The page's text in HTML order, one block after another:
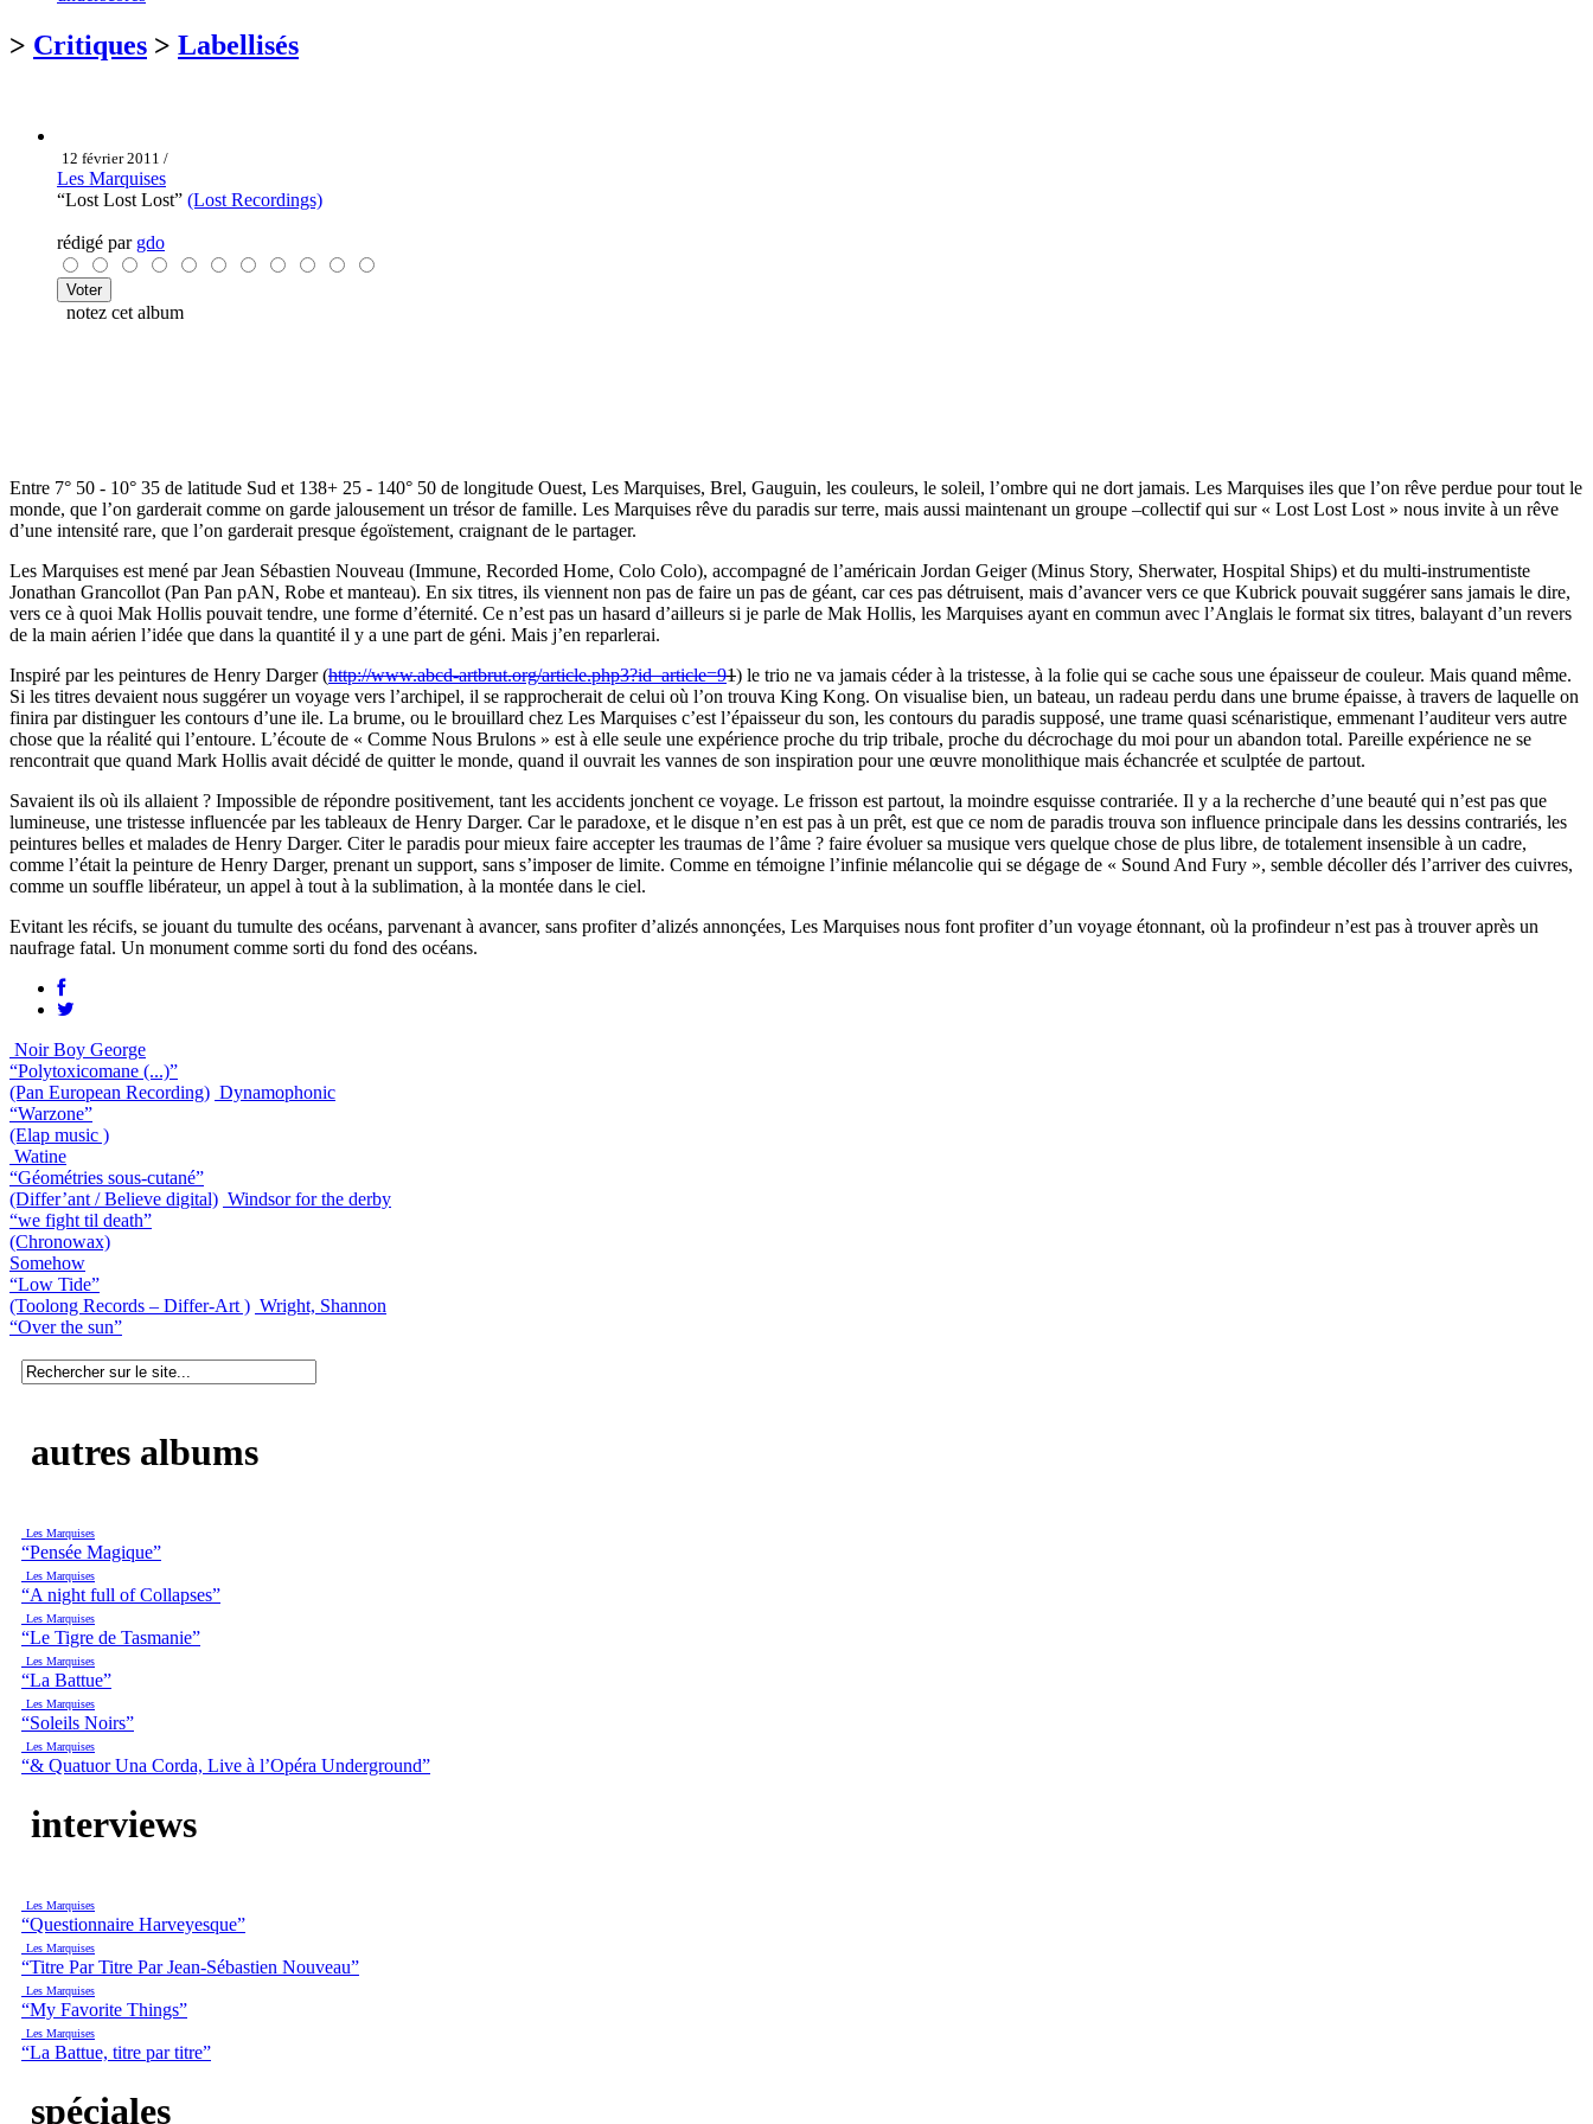
> Critiques > Labellisés
12 février 2011 /
Les Marquises
“Lost Lost Lost” (Lost Recordings)
rédigé par gdo
notez cet album
Entre 7° 50 - 10° 35 de latitude Sud et 138+ 25 - 140° 50 de longitude Ouest, Les Marquises, Brel, Gauguin, les couleurs, le soleil, l’ombre qui ne dort jamais. Les Marquises iles que l’on rêve perdue pour tout le
monde, que l’on garderait comme on garde jalousement un trésor de famille. Les Marquises rêve du paradis sur terre, mais aussi maintenant un groupe –collectif qui sur « Lost Lost Lost » nous invite à un rêve
d’une intensité rare, que l’on garderait presque égoïstement, craignant de le partager.
Les Marquises est mené par Jean Sébastien Nouveau (Immune, Recorded Home, Colo Colo), accompagné de l’américain Jordan Geiger (Minus Story, Sherwater, Hospital Ships) et du multi-instrumentiste
Jonathan Grancollot (Pan Pan pAN, Robe et manteau). En six titres, ils viennent non pas de faire un pas de géant, car ces pas détruisent, mais d’avancer vers ce que Kubrick pouvait suggérer sans jamais le dire,
vers ce à quoi Mak Hollis pouvait tendre, une forme d’éternité. Ce n’est pas un hasard d’ailleurs si je parle de Mak Hollis, les Marquises ayant en commun avec l’Anglais le format six titres, balayant d’un revers
de la main aérien l’idée que dans la quantité il y a une part de géni. Mais j’en reparlerai.
Inspiré par les peintures de Henry Darger (http://www.abcd-artbrut.org/article.php3?id_article=91) le trio ne va jamais céder à la tristesse, à la folie qui se cache sous une épaisseur de couleur. Mais quand même.
Si les titres devaient nous suggérer un voyage vers l’archipel, il se rapprocherait de celui où l’on trouva King Kong. On visualise bien, un bateau, un radeau perdu dans une brume épaisse, à travers de laquelle on
finira par distinguer les contours d’une ile. La brume, ou le brouillard chez Les Marquises c’est l’épaisseur du son, les contours du paradis supposé, une trame quasi scénaristique, emmenant l’auditeur vers autre
chose que la réalité qui l’entoure. L’écoute de « Comme Nous Brulons » est à elle seule une expérience proche du trip tribale, proche du décrochage du moi pour un abandon total. Pareille expérience ne se
rencontrait que quand Mark Hollis avait décidé de quitter le monde, quand il ouvrait les vannes de son inspiration pour une œuvre monolithique mais échancrée et sculptée de partout.
Savaient ils où ils allaient ? Impossible de répondre positivement, tant les accidents jonchent ce voyage. Le frisson est partout, la moindre esquisse contrariée. Il y a la recherche d’une beauté qui n’est pas que
lumineuse, une tristesse influencée par les tableaux de Henry Darger. Car le paradoxe, et le disque n’en est pas à un prêt, est que ce nom de paradis trouva son influence principale dans les dessins contrariés, les
peintures belles et malades de Henry Darger. Citer le paradis pour mieux faire accepter les traumas de l’âme ? faire évoluer sa musique vers quelque chose de plus libre, de totalement insensible à un cadre,
comme l’était la peinture de Henry Darger, prenant un support, sans s’imposer de limite. Comme en témoigne l’infinie mélancolie qui se dégage de « Sound And Fury », semble décoller dés l’arriver des cuivres,
comme un souffle libérateur, un appel à tout à la sublimation, à la montée dans le ciel.
Evitant les récifs, se jouant du tumulte des océans, parvenant à avancer, sans profiter d’alizés annonçées, Les Marquises nous font profiter d’un voyage étonnant, où la profindeur n’est pas à trouver après un
naufrage fatal. Un monument comme sorti du fond des océans.
Noir Boy George
“Polytoxicomane (...)”
(Pan European Recording) Dynamophonic
“Warzone”
(Elap music )
Watine
“Géométries sous-cutané”
(Differ’ant / Believe digital) Windsor for the derby
“we fight til death”
(Chronowax)
Somehow
“Low Tide”
(Toolong Records – Differ-Art ) Wright, Shannon
“Over the sun”
autres albums
Les Marquises
“Pensée Magique”
Les Marquises
“A night full of Collapses”
Les Marquises
“Le Tigre de Tasmanie”
Les Marquises
“La Battue”
Les Marquises
“Soleils Noirs”
Les Marquises
“& Quatuor Una Corda, Live à l’Opéra Underground”
interviews
Les Marquises
“Questionnaire Harveyesque”
Les Marquises
“Titre Par Titre Par Jean-Sébastien Nouveau”
Les Marquises
“My Favorite Things”
Les Marquises
“La Battue, titre par titre”
spéciales